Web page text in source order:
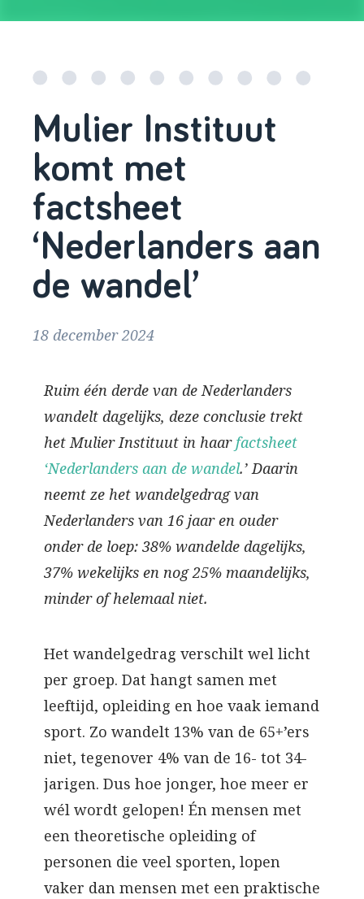
Mulier Instituut
komt met
factsheet
‘Nederlanders aan
de wandel’
18 december 2024
Ruim één derde van de Nederlanders
wandelt dagelijks, deze conclusie trekt
het Mulier Instituut in haarfactsheet
‘Nederlanders aan de wandel.’ Daarin
neemt ze het wandelgedrag van
Nederlanders van 16 jaar en ouder
onder de loep: 38% wandelde dagelijks,
37% wekelijks en nog 25% maandelijks,
minder of helemaal niet.
Het wandelgedrag verschilt wel licht
per groep. Dat hangt samen met
leeftijd, opleiding en hoe vaak iemand
sport. Zo wandelt 13% van de 65+’ers
niet, tegenover 4% van de 16- tot 34-
jarigen. Dus hoe jonger, hoe meer er
wél wordt gelopen! Én mensen met
een theoretische opleiding of
personen die veel sporten, lopen
vaker dan mensen met een praktische